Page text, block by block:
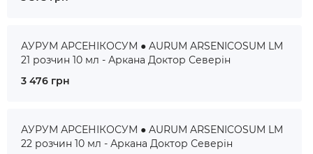
АУРУМ АРСЕНІКОСУМ ● AURUM ARSENICOSUM LM
21 розчин 10 мл - Аркана Доктор Северін
3 476 грн
АУРУМ АРСЕНІКОСУМ ● AURUM ARSENICOSUM LM
22 розчин 10 мл - Аркана Доктор Северін